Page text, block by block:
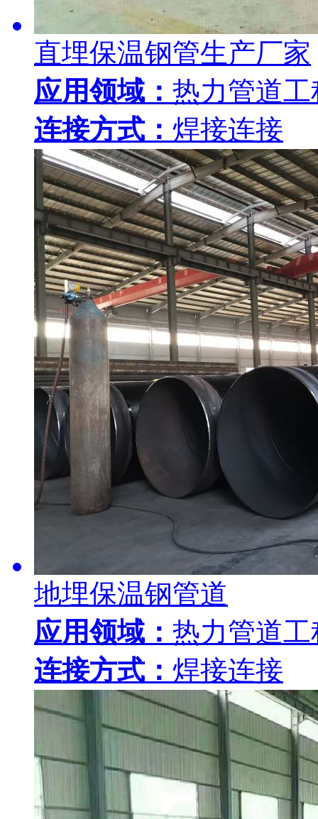
直埋保温钢管生产厂家
应用领域： 热力管道工
连接方式： 焊接连接
地埋保温钢管道
应用领域： 热力管道工
连接方式： 焊接连接